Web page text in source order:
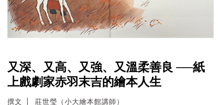
又深、又高、又強、又溫柔善良 ──紙
上戲劇家赤羽末吉的繪本人生
撰文 莊世瑩（小大繪本館講師）